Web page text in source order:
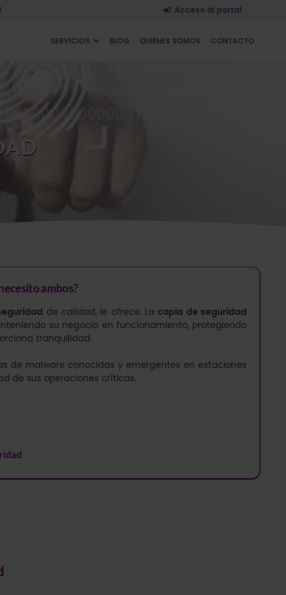
Acceso al portal
SERVICIOS BLOG QUIÉNES SOMOS CONTACTO
ambos?
de calidad, le ofrece. La copia de seguridad
su negocio en funcionamiento, protegiendo
tranquilidad.
de malware conocidas y emergentes en estaciones
de sus operaciones críticas.